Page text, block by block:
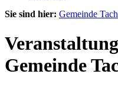
Sie sind hier: Gemeinde
Gemeinde